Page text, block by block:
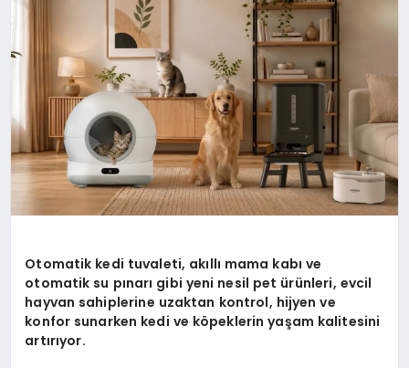
Otomatik kedi tuvaleti, akıllı mama kabı ve
otomatik su pınarı gibi yeni nesil pet ürünleri, evcil
hayvan sahiplerine uzaktan kontrol, hijyen ve
konfor sunarken kedi ve köpeklerin yaşam kalitesini
artırıyor.